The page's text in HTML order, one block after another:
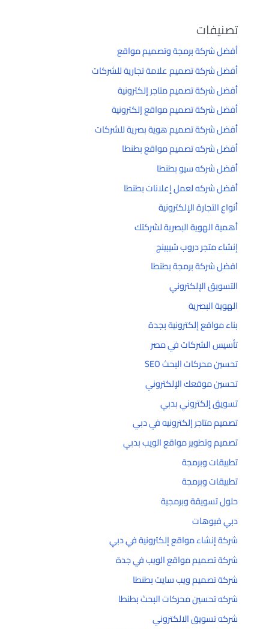
تصنيفات
أفضل شركة برمجة وتصميم مواقع
أفضل شركة تصميم علامة تجارية للشركات
أفضل شركة تصميم متاجر إلكترونية
أفضل شركة تصميم مواقع إلكترونية
أفضل شركة تصميم هوية بصرية للشركات
أفضل شركه تصميم مواقع بطنطا
أفضل شركه سيو بطنطا
أفضل شركه لعمل إعلانات بطنطا
أنواع التجارة الإلكترونية
أهمية الهوية البصرية لشركتك
إنشاء متجر دروب شيبينج
افضل شركة برمجة بطنطا
التسويق الإلكتروني
الهوية البصرية
بناء مواقع إلكترونية بجدة
تأسيس الشركات في مصر
تحسين محركات البحث SEO
تحسين موقعك الإلكتروني
تسويق إلكتروني بدبي
تصميم متاجر إلكترونيه في دبي
تصميم وتطوير مواقع الويب بدبي
تطبيقات وبرمجة
تطبيقات وبرمجة
حلول تسويقة وبرمجية
دبي فيوهات
شركة إنشاء مواقع إلكترونية في دبي
شركة تصميم مواقع الويب في جدة
شركة تصميم ويب سايت بطنطا
شركه تحسين محركات البحث بطنطا
شركه تسويق الالكتروني